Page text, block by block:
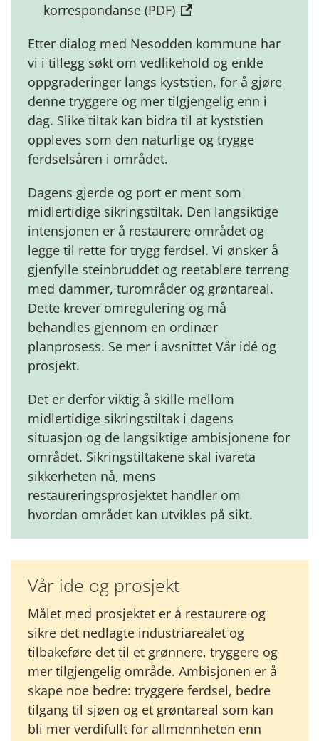
korrespondanse (PDF)
Etter dialog med Nesodden kommune har
vi i tillegg søkt om vedlikehold og enkle
oppgraderinger langs kyststien, for å gjøre
denne tryggere og mer tilgjengelig enn i
dag. Slike tiltak kan bidra til at kyststien
oppleves som den naturlige og trygge
ferdselsåren i området.
Dagens gjerde og port er ment som
midlertidige sikringstiltak. Den langsiktige
intensjonen er å restaurere området og
legge til rette for trygg ferdsel. Vi ønsker å
gjenfylle steinbruddet og reetablere terreng
med dammer, turområder og grøntareal.
Dette krever omregulering og må
behandles gjennom en ordinær
planprosess. Se mer i avsnittet Vår idé og
prosjekt.
Det er derfor viktig å skille mellom
midlertidige sikringstiltak i dagens
situasjon og de langsiktige ambisjonene for
området. Sikringstiltakene skal ivareta
sikkerheten nå, mens
restaureringsprosjektet handler om
hvordan området kan utvikles på sikt.
Vår ide og prosjekt
Målet med prosjektet er å restaurere og
sikre det nedlagte industriarealet og
tilbakeføre det til et grønnere, tryggere og
mer tilgjengelig område. Ambisjonen er å
skape noe bedre: tryggere ferdsel, bedre
tilgang til sjøen og et grøntareal som kan
bli mer verdifullt for allmennheten enn